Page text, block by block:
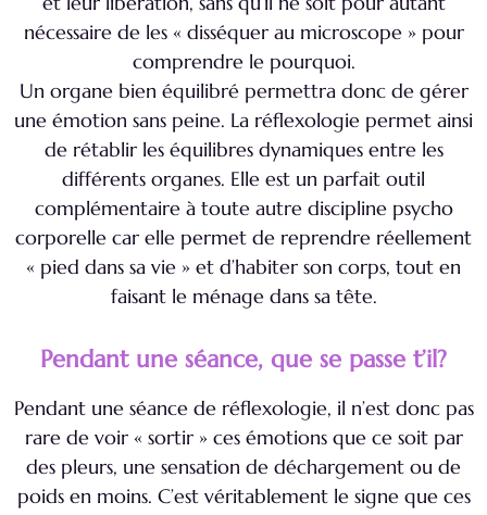
nécessaire de les « disséquer au microscope » pour
comprendre le pourquoi.
Un organe bien équilibré permettra donc de gérer
une émotion sans peine. La réflexologie permet ainsi
de rétablir les équilibres dynamiques entre les
différents organes. Elle est un parfait outil
complémentaire à toute autre discipline psycho
corporelle car elle permet de reprendre réellement
« pied dans sa vie » et d’habiter son corps, tout en
faisant le ménage dans sa tête.
Pendant une séance, que se passe t’il?
Pendant une séance de réflexologie, il n’est donc pas
rare de voir « sortir » ces émotions que ce soit par
des pleurs, une sensation de déchargement ou de
poids en moins. C’est véritablement le signe que ces